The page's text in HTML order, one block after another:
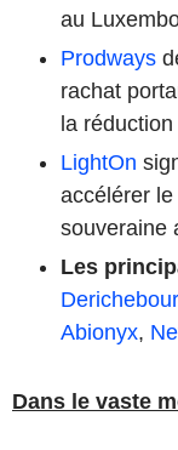
au
Prodways
rachat
la
LightOn
accélérer le
souveraine
Les
Abionyx,
Dans le vaste